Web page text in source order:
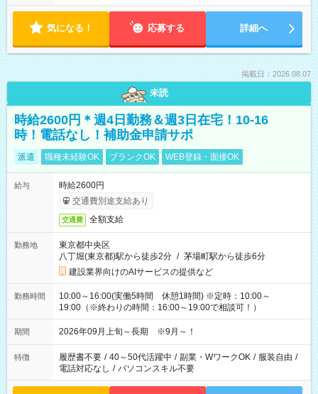
気になる！ 応募する 詳細へ
掲載日：2026.08.07
未読
時給2600円＊週4日勤務＆週3日在宅！10-16
時！電話なし！補助金申請サポ
派遣 職種未経験OK ブランクOK WEB登録・面接OK
給与
時給2600円
交通費別途支給あり
交通費 全額支給
勤務地
東京都中央区
八丁堀(東京都)駅から徒歩2分 / 茅場町駅から徒歩6分
建設業界向けのAIサービスの提供など
勤務時間
10:00～16:00(実働5時間 休憩1時間) ※定時：10:00～
19:00（※終わりの時間：16:00～19:00で相談可！）
期間 2026年09月上旬～長期 ※9月～！
特徴 履歴書不要 / 40～50代活躍中 / 副業・WワークOK / 服装自由 /
電話対応なし / パソコンスキル不要